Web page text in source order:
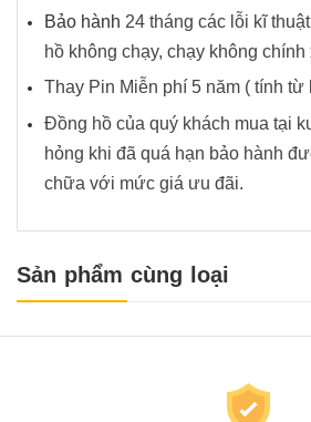
Bảo hành 24 tháng các lỗi kĩ
hồ không chạy, chạy không chính
Thay Pin Miễn phí 5 năm ( tính từ
Đồng hồ của quý khách mua tại
hỏng khi đã quá hạn bảo hành
chữa với mức giá ưu đãi.
Sản phẩm cùng loại